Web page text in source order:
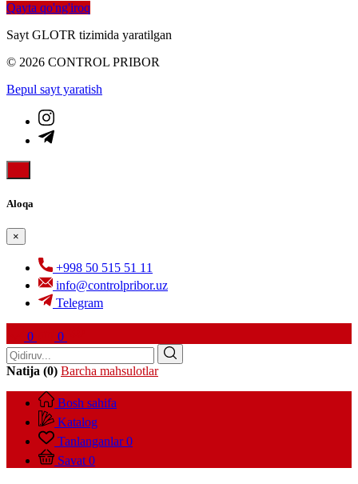
Qayta qo'ng'iroq
Sayt GLOTR tizimida yaratilgan
© 2026 CONTROL PRIBOR
Bepul sayt yaratish
Aloqa
×
+998 50 515 51 11
info@controlpribor.uz
Telegram
0 0
Natija (0) Barcha mahsulotlar
Bosh sahifa
Katalog
Tanlanganlar 0
Savat 0